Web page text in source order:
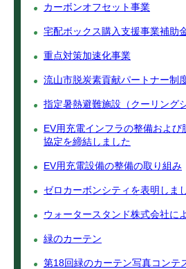
カーボンオフセット事業
宅配ボックス購入支援事業補助
重点対策加速化事業
流山市脱炭素貢献パートナー制
指定暑熱避難施設（クーリング
EV用充電インフラの整備および
協定を締結しました
EV用充電設備の整備の取り組み
ゼロカーボンシティを表明しま
ウォータースタンド株式会社に
緑のカーテン
第18回緑のカーテン写真コン